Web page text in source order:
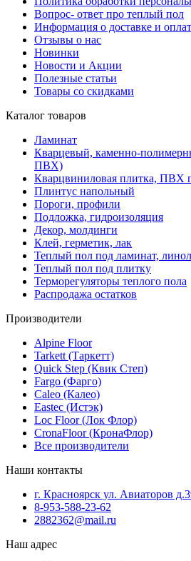
Вопрос- ответ про теплый пол
Информация о доставке и
Отзывы о нас
Новинки
Новости и Акции
Полезные статьи
Товары со скидками
Каталог товаров
Ламинат
Кварцевый, каменно-
ПВХ)
Кварцвиниловая плитка, ПВХ
Плинтус напольный
Пороги, профили
Подложка, гидроизоляция
Декор, молдинги
Клей, герметик, лак
Теплый пол под ламинат,
Теплый пол под плитку
Терморегуляторы теплого пола
Распродажа остатков
Производители
Alpine Floor
Tarkett (Таркетт)
Quick Step (Квик Степ)
Fargo (Фарго)
Caleo (Калео)
Eastec (Истэк)
Loc Floor (Лок Флор)
CronaFloor (КронаФлор)
Все производители
Наши контакты
г. Красноярск ул. Авиаторов
8-953-588-23-62
2882362@mail.ru
Наш адрес